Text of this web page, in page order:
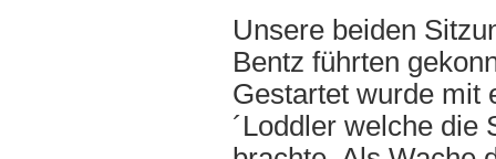
Unsere beiden
Bentz führten
Gestartet wurde mit
´Loddler welche die